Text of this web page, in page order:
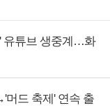
유튜브 생중계…화
머드 축제' 연속 출